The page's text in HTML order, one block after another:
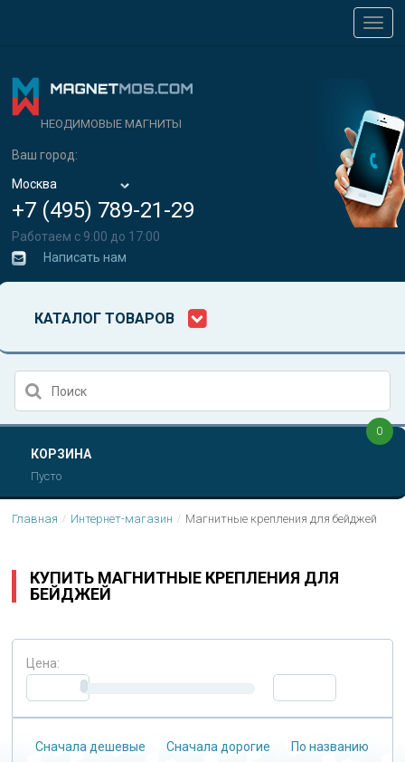
НЕОДИМОВЫЕ МАГНИТЫ
Ваш город:
Москва
+7 (495) 789-21-29
Работаем с 9:00 до 17:00
Написать нам
КАТАЛОГ ТОВАРОВ
КОРЗИНА
Пусто
0
Главная Интернет-магазин Магнитные крепления для бейджей
КУПИТЬ МАГНИТНЫЕ КРЕПЛЕНИЯ ДЛЯ
БЕЙДЖЕЙ
Цена:
Сначала дешевые Сначала дорогие По названию